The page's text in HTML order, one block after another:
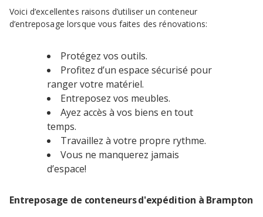
Voici d’excellentes raisons d’utiliser un conteneur
d’entreposage lorsque vous faites des rénovations:
Protégez vos outils.
Profitez d’un espace sécurisé pour
ranger votre matériel.
Entreposez vos meubles.
Ayez accès à vos biens en tout
temps.
Travaillez à votre propre rythme.
Vous ne manquerez jamais
d’espace!
Entreposage de conteneurs d'expédition à Brampton